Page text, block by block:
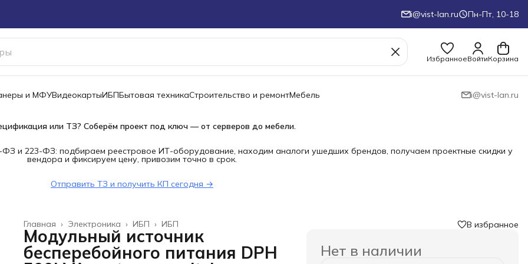
i@vist-lan.ru Пн-Пт, 10-18
ИзбранноеВойтиКорзина
и МФУВидеокартыИБПБытовая техникаСтроительство и ремонтМебель i@vist-lan.ru
или ТЗ? Соберём проект под ключ — от серверов до мебели.
и 223-ФЗ: подбираем реестровое ИТ-оборудование, находим аналоги ушедших брендов, получаем проектные скидки у
вендора и фиксируем цену, привозим точно в срок.
Отправить ТЗ и получить КП сегодня →
ИБП
ИБП ›
Электроника ›
Главная ›
Модульный источник
бесперебойного питания DPH
В избранное
Нет в наличии